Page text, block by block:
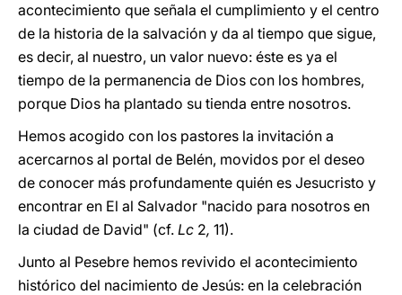
acontecimiento que señala el cumplimiento y el centro
de la historia de la salvación y da al tiempo que sigue,
es decir, al nuestro, un valor nuevo: éste es ya el
tiempo de la permanencia de Dios con los hombres,
porque Dios ha plantado su tienda entre nosotros.
Hemos acogido con los pastores la invitación a
acercarnos al portal de Belén, movidos por el deseo
de conocer más profundamente quién es Jesucristo y
encontrar en El al Salvador "nacido para nosotros en
la ciudad de David" (cf. Lc 2, 11).
Junto al Pesebre hemos revivido el acontecimiento
histórico del nacimiento de Jesús: en la celebración